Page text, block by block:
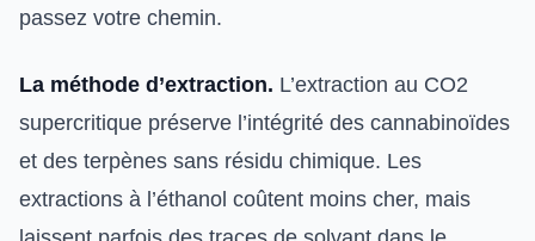
passez votre chemin.
La méthode d’extraction. L’extraction au CO2
supercritique préserve l’intégrité des cannabinoïdes
et des terpènes sans résidu chimique. Les
extractions à l’éthanol coûtent moins cher, mais